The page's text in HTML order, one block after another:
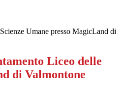
Umane presso MagicLand di
Liceo delle
di Valmontone